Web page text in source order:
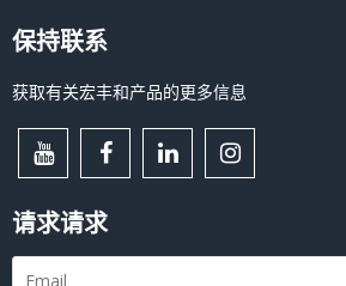
保持联系
获取有关宏丰和产品的更多信息
请求请求